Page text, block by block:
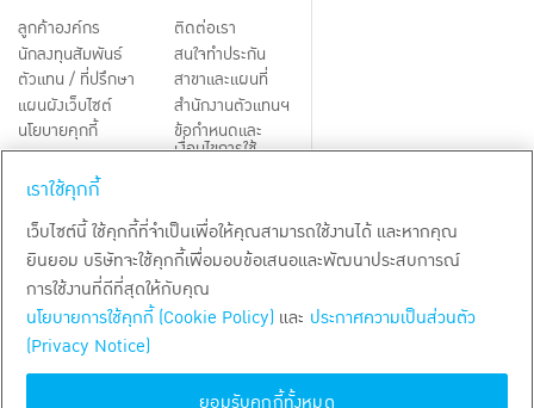
ลูกค้าองค์กร
นักลงทุนสัมพันธ์
ตัวแทน / ที่ปรึกษา
แผนผังเว็บไซต์
นโยบายคุกกี้
Third-Party Notices
ติดต่อเรา
สนใจทำประกัน
สาขาและแผนที่
สำนักงานตัวแทนฯ
ข้อกำหนดและ
เงื่อนไขการใช้
TH EN
สงวนลิขสิทธิ์ พ.ศ.2569
เราใช้คุกกี้
เว็บไซต์นี้ ใช้คุกกี้ที่จำเป็นเพื่อให้คุณสามารถใช้งานได้ และหากคุณ
ยินยอม บริษัทจะใช้คุกกี้เพื่อมอบข้อเสนอและพัฒนาประสบการณ์
การใช้งานที่ดีที่สุดให้กับคุณ
นโยบายการใช้คุกกี้ (Cookie Policy) และ ประกาศความเป็นส่วนตัว
(Privacy Notice)